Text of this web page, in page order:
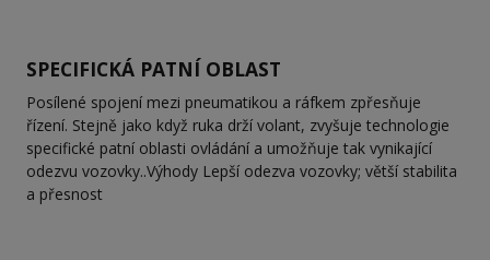
SPECIFICKÁ PATNÍ OBLAST
Posílené spojení mezi pneumatikou a ráfkem zpřesňuje
řízení. Stejně jako když ruka drží volant, zvyšuje technologie
specifické patní oblasti ovládání a umožňuje tak vynikající
odezvu vozovky..Výhody Lepší odezva vozovky; větší stabilita
a přesnost